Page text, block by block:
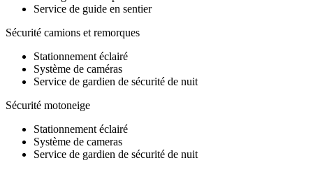
Service de guide en sentier
Sécurité camions et remorques
Stationnement éclairé
Système de caméras
Service de gardien de sécurité de nuit
Sécurité motoneige
Stationnement éclairé
Système de cameras
Service de gardien de sécurité de nuit